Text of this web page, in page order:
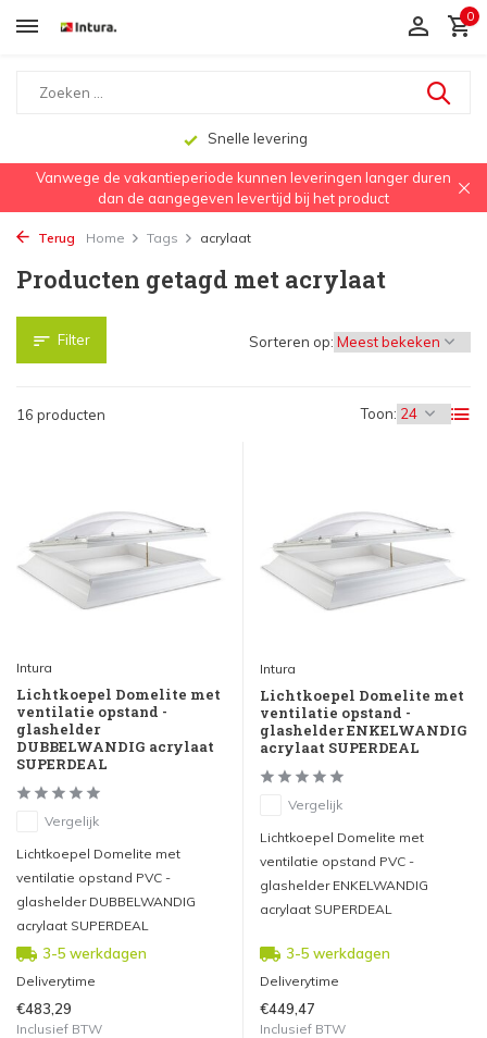
0
Vanwege de vakantieperiode kunnen leveringen langer duren
dan de aangegeven levertijd bij het product
Terug Home Tags acrylaat
Producten getagd met acrylaat
Filter
16 producten Toon:
Sorteren op:
Intura
Lichtkoepel Domelite met
ventilatie opstand -
glashelder
DUBBELWANDIG acrylaat
SUPERDEAL
Vergelijk
Lichtkoepel Domelite met
ventilatie opstand PVC -
glashelder DUBBELWANDIG
acrylaat SUPERDEAL
3-5 werkdagen
Deliverytime
€483,29
Inclusief BTW
Intura
Lichtkoepel Domelite met
ventilatie opstand -
glashelder ENKELWANDIG
acrylaat SUPERDEAL
Vergelijk
Lichtkoepel Domelite met
ventilatie opstand PVC -
glashelder ENKELWANDIG
acrylaat SUPERDEAL
3-5 werkdagen
Deliverytime
€449,47
Inclusief BTW